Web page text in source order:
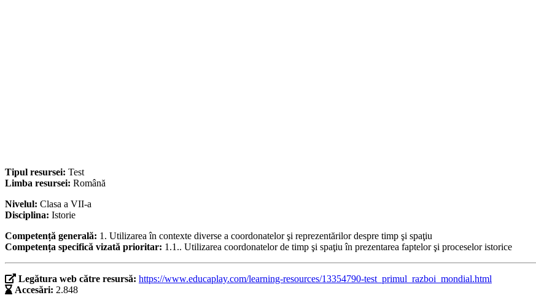
Tipul resursei: Test
Limba resursei: Română
Nivelul: Clasa a VII-a
Disciplina: Istorie
Competență generală: 1. Utilizarea în contexte diverse a coordonatelor şi reprezentărilor despre timp şi spaţiu
Competența specifică vizată prioritar: 1.1.. Utilizarea coordonatelor de timp şi spaţiu în prezentarea faptelor şi proceselor istorice
Legătura web către resursă: https://www.educaplay.com/learning-resources/13354790-test_primul_razboi_mondial.html
Accesări: 2.848